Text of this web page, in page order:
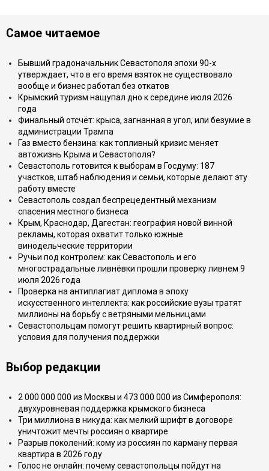
Самое читаемое
Бывший градоначальник Севастополя эпохи 90-х
утверждает, что в его время взяток не существовало
вообще и бизнес работал без откатов
Крымский туризм нащупал дно к середине июля 2026
года
Финальный отсчёт: крыса, загнанная в угол, или безумие в
администрации Трампа
Газ вместо бензина: как топливный кризис меняет
автожизнь Крыма и Севастополя?
Севастополь готовится к выборам в Госдуму: 187
участков, штаб наблюдения и семьи, которые делают эту
работу вместе
Севастополь создал беспрецедентный механизм
спасения местного бизнеса
Крым, Краснодар, Дагестан: география новой винной
рекламы, которая охватит только южные
винодельческие территории
Ручьи под контролем: как Севастополь и его
многострадальные ливнёвки прошли проверку ливнем 9
июля 2026 года
Проверка на антиплагиат диплома в эпоху
искусственного интеллекта: как российские вузы тратят
миллионы на борьбу с ветряными мельницами
Севастопольцам помогут решить квартирный вопрос:
условия для получения поддержки
Выбор редакции
2 000 000 000 из Москвы и 473 000 000 из Симферополя:
двухуровневая поддержка крымского бизнеса
Три миллиона в никуда: как мелкий шрифт в договоре
уничтожит мечты россиян о квартире
Разрыв поколений: кому из россиян по карману первая
квартира в 2026 году
Голос не онлайн: почему севастопольцы пойдут на